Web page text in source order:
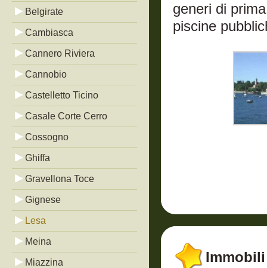
Belgirate
Cambiasca
Cannero Riviera
Cannobio
Castelletto Ticino
Casale Corte Cerro
Cossogno
Ghiffa
Gravellona Toce
Gignese
Lesa
Meina
Miazzina
generi di
piscine